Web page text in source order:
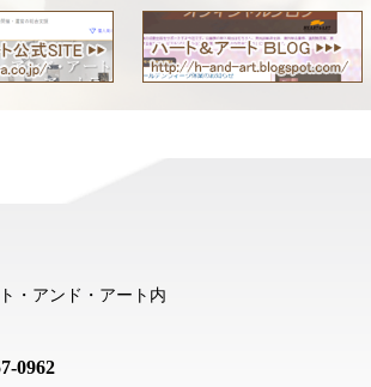
・アンド・アート内
0962